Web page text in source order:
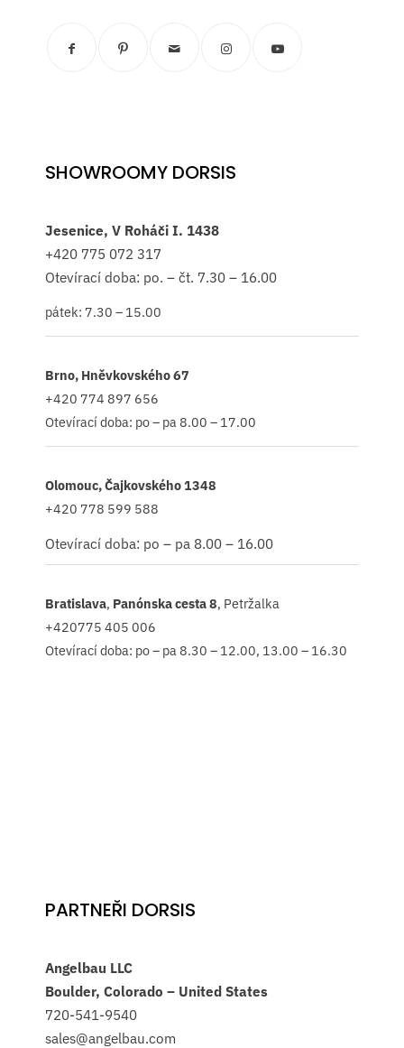
SHOWROOMY DORSIS
Jesenice, V Roháči I. 1438
+420 775 072 317
Otevírací doba: po. – čt. 7.30 – 16.00
pátek: 7.30 – 15.00
Brno, Hněvkovského 67
+420 774 897 656
Otevírací doba: po – pa 8.00 – 17.00
Olomouc, Čajkovského 1348
+420 778 599 588
Otevírací doba: po – pa 8.00 – 16.00
Bratislava, Panónska cesta 8, Petržalka
+420775 405 006
Otevírací doba: po – pa 8.30 – 12.00, 13.00 – 16.30
PARTNEŘI DORSIS
Angelbau LLC
Boulder, Colorado – United States
720-541-9540
sales@angelbau.com